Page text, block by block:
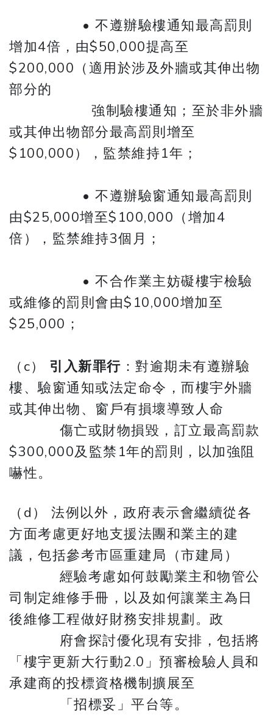
• 不遵辦驗樓通知最高罰則
增加4倍，由$50,000提高至
$200,000（適用於涉及外牆或其伸出物
部分的
強制驗樓通知；至於非外牆
或其伸出物​​部分最高罰則增至
$100,000），監禁維持1年；
• 不遵辦驗窗通知最高罰則
由$25,000增至$100,000（增加4
倍），監禁維持3個月；
• 不合作業主妨礙樓宇檢驗
或維修的罰則會由$10,000增加至
$25,000；
（c） 引入新罪行 ：對逾期未有遵辦驗
樓、驗窗通知或法定命令，而樓宇外牆
或其伸出物、窗戶有損壞導致人命
傷亡或財物損毀，訂立最高罰款
$300,000及監禁1年的罰則，以加強阻
嚇性。
（d） 法例以外，政府表示會繼續從各
方面考慮更好地支援法團和業主的建
議，包括參考市區重建局（市建局）
經驗考慮如何鼓勵業主和物管公
司制定維修手冊，以及如何讓業主為日
後維修工程做好財務安排規劃。政
府會探討優化現有安排，包括將
「樓宇更新大行動2.0」預審檢驗人員和
承建商的投標資格機制擴展至
​​​​​​​ 「招標妥」平台等。